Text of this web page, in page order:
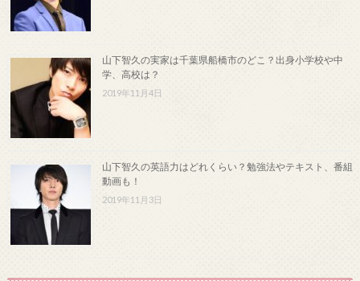
山下智久の実家は千葉県船橋市のどこ？出身小学校や中
学、高校は？
2019年11月4日
山下智久の英語力はどれくらい？勉強法やテキスト、番組
動画も！
2019年11月3日